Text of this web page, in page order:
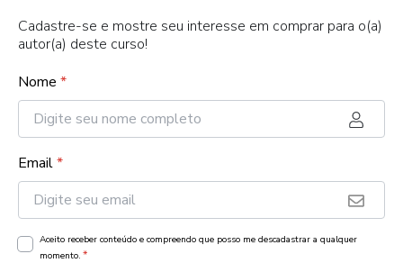
Cadastre-se e mostre seu interesse em comprar para o(a)
autor(a) deste curso!
Nome *
Email*
Aceito receber conteúdo e compreendo que posso me descadastrar a qualquer
momento. *